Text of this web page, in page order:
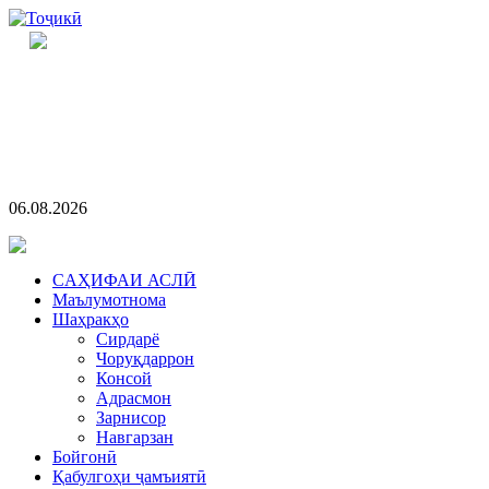
06.08.2026
CАҲИФАИ АСЛӢ
Маълумотнома
Шаҳракҳо
Сирдарё
Чоруқдаррон
Консой
Адрасмон
Зарнисор
Навгарзан
Бойгонӣ
Қабулгоҳи ҷамъиятӣ